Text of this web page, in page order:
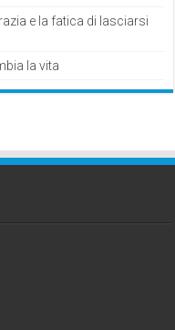
e la fatica di lasciarsi
la vita